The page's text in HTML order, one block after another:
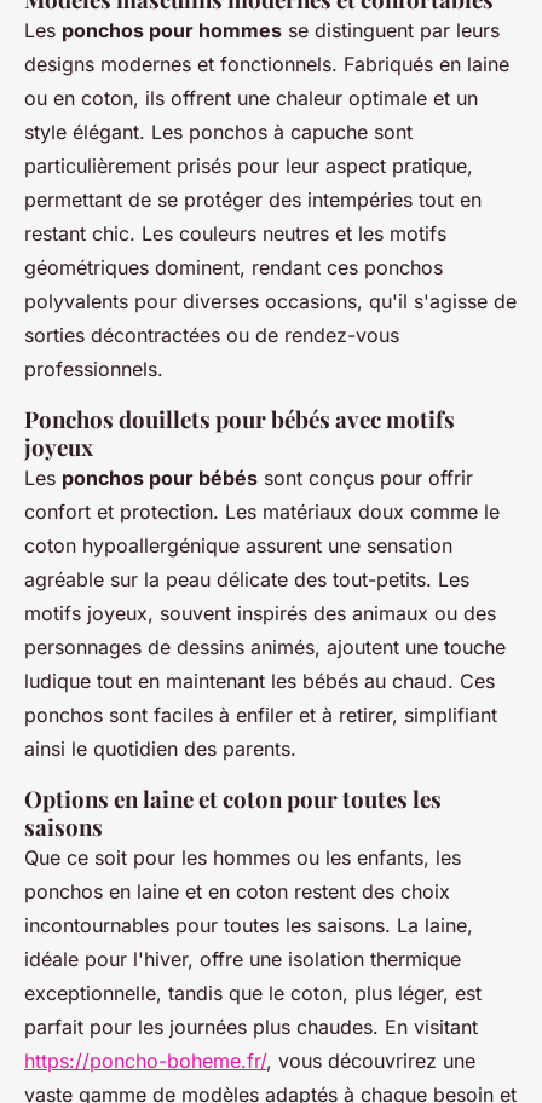
Les ponchos pour hommes se distinguent par leurs
designs modernes et fonctionnels. Fabriqués en laine
ou en coton, ils offrent une chaleur optimale et un
style élégant. Les ponchos à capuche sont
particulièrement prisés pour leur aspect pratique,
permettant de se protéger des intempéries tout en
restant chic. Les couleurs neutres et les motifs
géométriques dominent, rendant ces ponchos
polyvalents pour diverses occasions, qu'il s'agisse de
sorties décontractées ou de rendez-vous
professionnels.
Ponchos douillets pour bébés avec motifs
joyeux
Les ponchos pour bébés sont conçus pour offrir
confort et protection. Les matériaux doux comme le
coton hypoallergénique assurent une sensation
agréable sur la peau délicate des tout-petits. Les
motifs joyeux, souvent inspirés des animaux ou des
personnages de dessins animés, ajoutent une touche
ludique tout en maintenant les bébés au chaud. Ces
ponchos sont faciles à enfiler et à retirer, simplifiant
ainsi le quotidien des parents.
Options en laine et coton pour toutes les
saisons
Que ce soit pour les hommes ou les enfants, les
ponchos en laine et en coton restent des choix
incontournables pour toutes les saisons. La laine,
idéale pour l'hiver, offre une isolation thermique
exceptionnelle, tandis que le coton, plus léger, est
parfait pour les journées plus chaudes. En visitant
https://poncho-boheme.fr/, vous découvrirez une
vaste gamme de modèles adaptés à chaque besoin et